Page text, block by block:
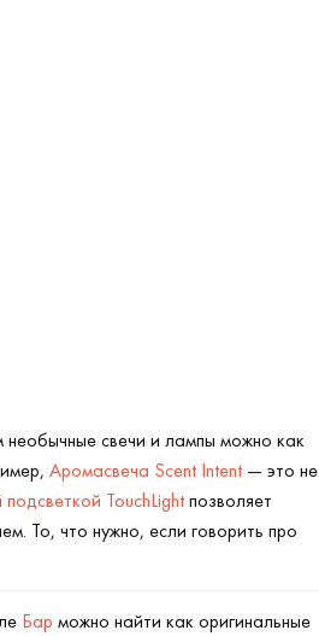
свечи и лампы можно как
Аромасвеча Scent Intent — это не
TouchLightпозволяет
То, что нужно, если говорить про
Бар можно найти как оригинальные